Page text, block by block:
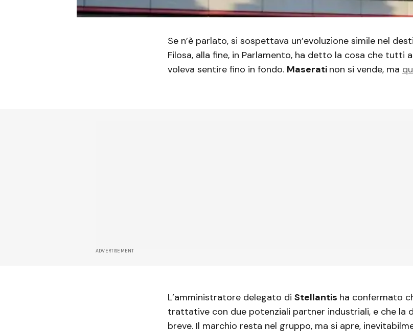
Se n’è parlato, si sospettava un’evoluzione simile nel
Filosa, alla fine, in Parlamento, ha detto la cosa che tutti
voleva sentire fino in fondo. Maserati non si vende, ma
ADVERTISEMENT
L’amministratore delegato di Stellantis ha confermato
trattative con due potenziali partner industriali, e che la
breve. Il marchio resta nel gruppo, ma si apre,